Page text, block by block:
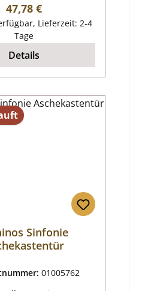
Regulärer Preis:
47,78 €
Lieferzeit: 2-4
Tage
Details
Sinfonie
01005762